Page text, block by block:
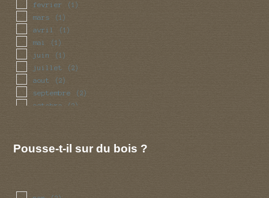
fevrier (1)
mars (1)
avril (1)
mai (1)
juin (1)
juillet (2)
aout (2)
septembre (2)
octobre (2)
Pousse-t-il sur du bois ?